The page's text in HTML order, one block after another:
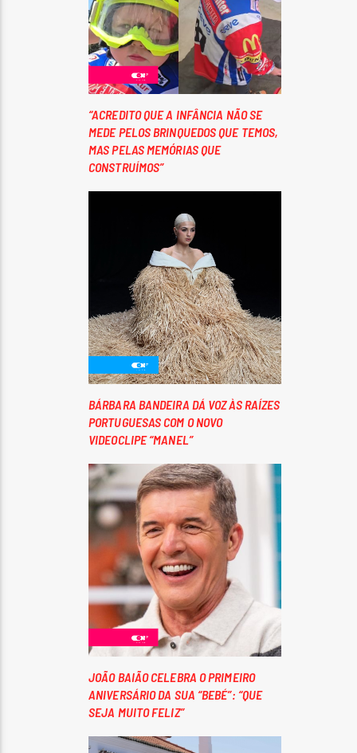
“ACREDITO QUE A INFÂNCIA NÃO SE
MEDE PELOS BRINQUEDOS QUE TEMOS,
MAS PELAS MEMÓRIAS QUE
CONSTRUÍMOS”
BÁRBARA BANDEIRA DÁ VOZ ÀS RAÍZES
PORTUGUESAS COM O NOVO
VIDEOCLIPE “MANEL”
JOÃO BAIÃO CELEBRA O PRIMEIRO
ANIVERSÁRIO DA SUA “BEBÉ”: “QUE
SEJA MUITO FELIZ”